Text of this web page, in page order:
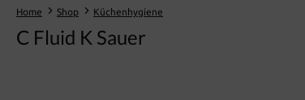
Home Shop Küchenhygiene
C Fluid K Sauer